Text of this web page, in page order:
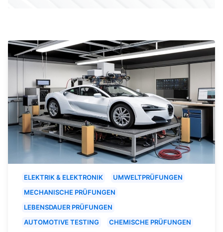
ELEKTRIK & ELEKTRONIK
UMWELTPRÜFUNGEN
MECHANISCHE PRÜFUNGEN
LEBENSDAUER PRÜFUNGEN
AUTOMOTIVE TESTING
CHEMISCHE PRÜFUNGEN